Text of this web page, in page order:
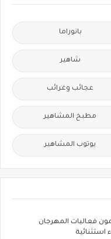
بانوراما
شاهير
عجائب وغرائب
مطبخ المشاهير
يوتوب المشاهير
يختتمون فعاليات المهرجان
استثنائية